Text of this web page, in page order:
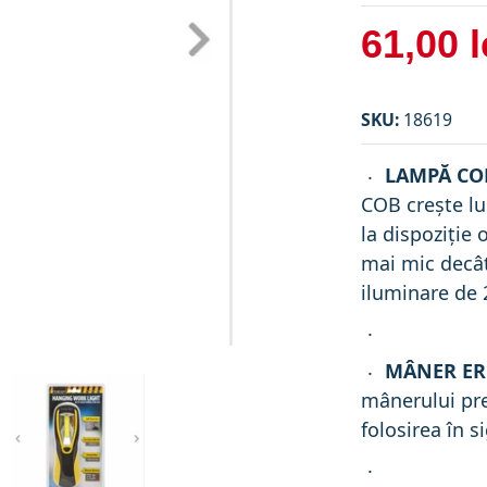
cu carlig si magnet
cu COB-LED PHENOM, cu carlig si magnet media
Lampa de lucru cu COB-LED PHENOM, cu carlig
Miniatură Lampa de lucru cu COB-LED
61,00
SKU: 18619
LAMPĂ
COB crește
la dispoziție
mai mic
iluminare de
MÂNER
mânerului
folosirea în